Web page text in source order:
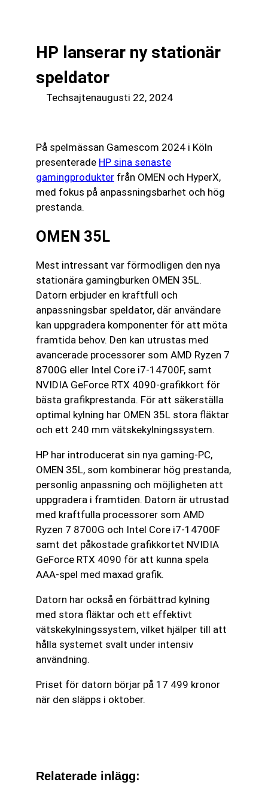
HP lanserar ny stationär
speldator
Techsajtenaugusti 22, 2024
På spelmässan Gamescom 2024 i Köln
presenterade HP sina senaste
gamingprodukter från OMEN och HyperX,
med fokus på anpassningsbarhet och hög
prestanda.
OMEN 35L
Mest intressant var förmodligen den nya
stationära gamingburken OMEN 35L.
Datorn erbjuder en kraftfull och
anpassningsbar speldator, där användare
kan uppgradera komponenter för att möta
framtida behov. Den kan utrustas med
avancerade processorer som AMD Ryzen 7
8700G eller Intel Core i7-14700F, samt
NVIDIA GeForce RTX 4090-grafikkort för
bästa grafikprestanda. För att säkerställa
optimal kylning har OMEN 35L stora fläktar
och ett 240 mm vätskekylningssystem.
HP har introducerat sin nya gaming-PC,
OMEN 35L, som kombinerar hög prestanda,
personlig anpassning och möjligheten att
uppgradera i framtiden. Datorn är utrustad
med kraftfulla processorer som AMD
Ryzen 7 8700G och Intel Core i7-14700F
samt det påkostade grafikkortet NVIDIA
GeForce RTX 4090 för att kunna spela
AAA-spel med maxad grafik.
Datorn har också en förbättrad kylning
med stora fläktar och ett effektivt
vätskekylningssystem, vilket hjälper till att
hålla systemet svalt under intensiv
användning.
Priset för datorn börjar på 17 499 kronor
när den släpps i oktober.
Relaterade inlägg: